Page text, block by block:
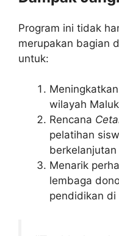
Program ini tidak
merupakan bagian
untuk:
Meningkatkan
wilayah
Rencana
pelatihan
berkelanjutan
Menarik
lembaga
pendidikan